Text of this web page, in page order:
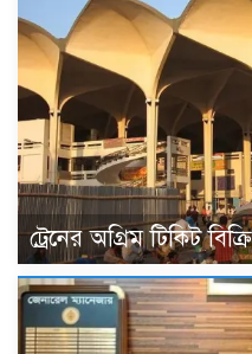
ট্রেনের অগ্রিম টিকিট